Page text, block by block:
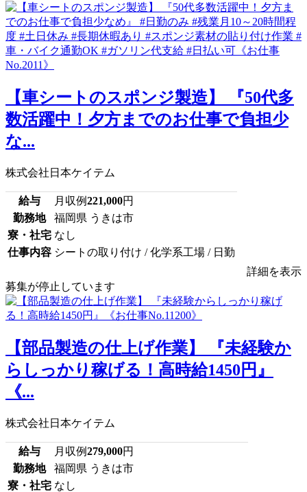
【車シートのスポンジ製造】 『50代多
数活躍中！夕方までのお仕事で負担少
な...
株式会社日本ケイテム
給与 月収例221,000円
勤務地
福岡県 うきは市
寮・社宅 なし
仕事内容 シートの取り付け / 化学系工場 / 日勤
詳細を表示
募集が停止しています
【部品製造の仕上げ作業】 『未経験か
らしっかり稼げる！高時給1450円』
《...
株式会社日本ケイテム
給与 月収例279,000円
勤務地
福岡県 うきは市
寮・社宅 なし